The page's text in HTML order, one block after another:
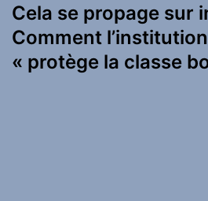
Cela se propage sur
Comment
« protège la classe